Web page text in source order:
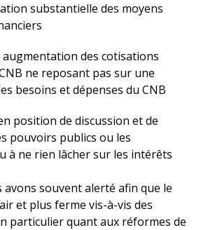
substantielle des moyens
des cotisations
ne reposant pas sur une
besoins et dépenses du CNB
position de discussion et de
pouvoirs publics ou les
à ne rien lâcher sur les intérêts
avons souvent alerté afin que le
et plus ferme vis-à-vis des
particulier quant aux réformes de